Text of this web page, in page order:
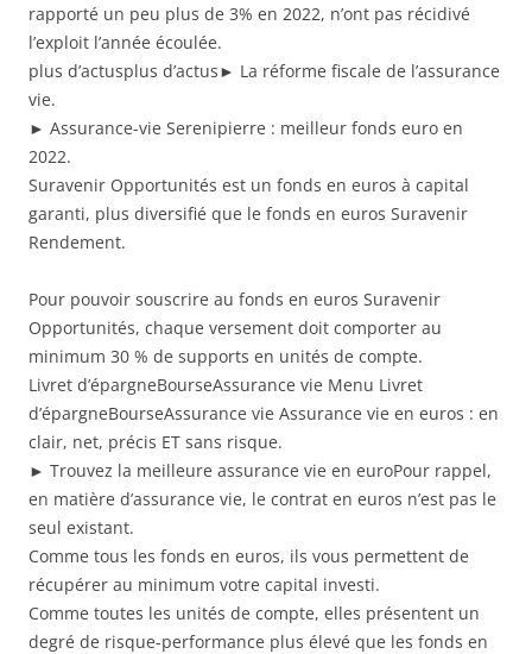
rapporté un peu plus de 3% en 2022, n’ont pas récidivé
l’exploit l’année écoulée.
plus d’actusplus d’actus► La réforme fiscale de l’assurance
vie.
► Assurance-vie Serenipierre : meilleur fonds euro en
2022.
Suravenir Opportunités est un fonds en euros à capital
garanti, plus diversifié que le fonds en euros Suravenir
Rendement.
Pour pouvoir souscrire au fonds en euros Suravenir
Opportunités, chaque versement doit comporter au
minimum 30 % de supports en unités de compte.
Livret d’épargneBourseAssurance vie Menu Livret
d’épargneBourseAssurance vie Assurance vie en euros : en
clair, net, précis ET sans risque.
► Trouvez la meilleure assurance vie en euroPour rappel,
en matière d’assurance vie, le contrat en euros n’est pas le
seul existant.
Comme tous les fonds en euros, ils vous permettent de
récupérer au minimum votre capital investi.
Comme toutes les unités de compte, elles présentent un
degré de risque-performance plus élevé que les fonds en